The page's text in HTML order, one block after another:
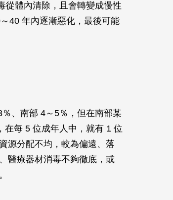
從體內清除，且會轉變成慢性
40 年內逐漸惡化，最後可能
、南部 4～5％，但在南部某
在每 5 位成年人中，就有 1 位
源分配不均，較為偏遠、落
醫療器材消毒不夠徹底，或